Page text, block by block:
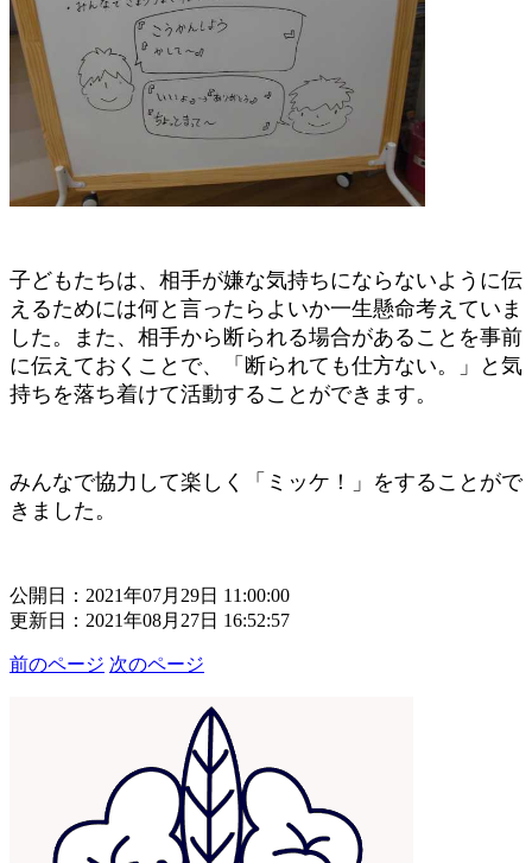
子どもたちは、相手が嫌な気持ちにならないように伝
えるためには何と言ったらよいか一生懸命考えていま
した。また、相手から断られる場合があることを事前
に伝えておくことで、「断られても仕方ない。」と気
持ちを落ち着けて活動することができます。
みんなで協力して楽しく「ミッケ！」をすることがで
きました。
公開日：2021年07月29日 11:00:00
更新日：2021年08月27日 16:52:57
前のページ 次のページ